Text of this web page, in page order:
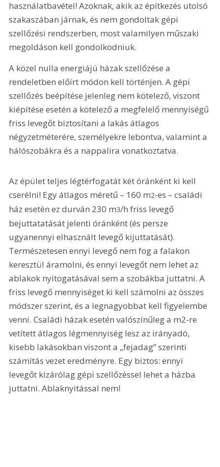
használatbavétel! Azoknak, akik az építkezés utolsó
szakaszában járnak, és nem gondoltak gépi
szellőzési rendszerben, most valamilyen műszaki
megoldáson kell gondolkodniuk.
A közel nulla energiájú házak szellőzése a
rendeletben előírt módon kell történjen. A gépi
szellőzés beépítése jelenleg nem kötelező, viszont
kiépítése esetén a kötelező a megfelelő mennyiségű
friss levegőt biztosítani a lakás átlagos
négyzetméterére, személyekre lebontva, valamint a
hálószobákra és a nappalira vonatkoztatva.
Az épület teljes légtérfogatát két óránként ki kell
cserélni! Egy átlagos méretű – 160 m2-es – családi
ház esetén ez durván 230 m3/h friss levegő
bejuttatatását jelenti óránként (és persze
ugyanennyi elhasznált levegő kijuttatását).
Természetesen ennyi levegő nem fog a falakon
keresztül áramolni, és ennyi levegőt nem lehet az
ablakok nyitogatásával sem a szobákba juttatni. A
friss levegő mennyiséget ki kell számolni az összes
módszer szerint, és a legnagyobbat kell figyelembe
venni. Családi házak esetén valószínűleg a m2-re
vetített átlagos légmennyiség lesz az irányadó,
kisebb lakásokban viszont a „fejadag” szerinti
számítás vezet eredményre. Egy biztos: ennyi
levegőt kizárólag gépi szellőzéssel lehet a házba
juttatni. Ablaknyitással nem!